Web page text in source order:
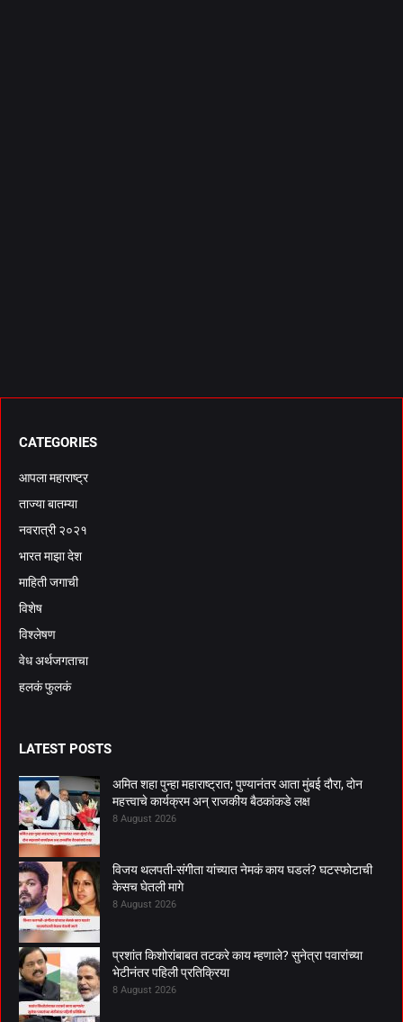
CATEGORIES
आपला महाराष्ट्र
ताज्या बातम्या
नवरात्री २०२१
भारत माझा देश
माहिती जगाची
विशेष
विश्लेषण
वेध अर्थजगताचा
हलकं फुलकं
LATEST POSTS
अमित शहा पुन्हा महाराष्ट्रात; पुण्यानंतर आता मुंबई दौरा, दोन
महत्त्वाचे कार्यक्रम अन् राजकीय बैठकांकडे लक्ष
8 August 2026
विजय थलपती-संगीता यांच्यात नेमकं काय घडलं? घटस्फोटाची
केसच घेतली मागे
8 August 2026
प्रशांत किशोरांबाबत तटकरे काय म्हणाले? सुनेत्रा पवारांच्या
भेटीनंतर पहिली प्रतिक्रिया
8 August 2026